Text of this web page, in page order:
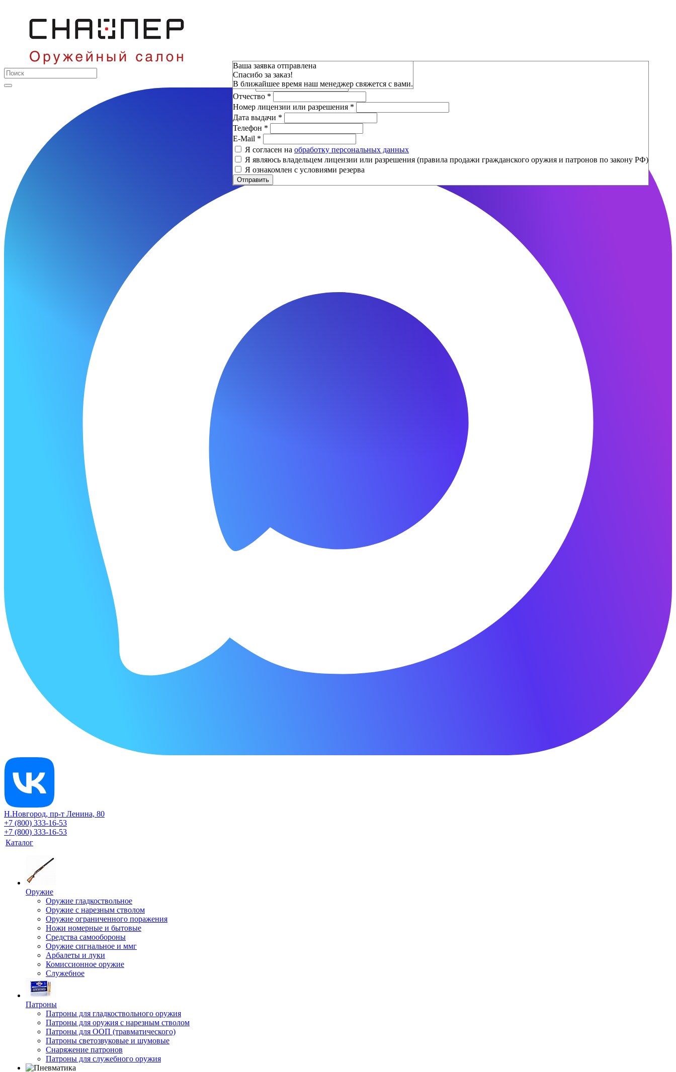
Н.Новгород, пр-т Ленина, 80
+7 (800) 333-16-53
+7 (800) 333-16-53
Каталог
Оружие
Оружие гладкоствольное
Оружие с нарезным стволом
Оружие ограниченного поражения
Ножи номерные и бытовые
Средства самообороны
Оружие сигнальное и ммг
Арбалеты и луки
Комиссионное оружие
Служебное
Патроны
Патроны для гладкоствольного оружия
Патроны для оружия с нарезным стволом
Патроны для ООП (травматического)
Патроны светозвуковые и шумовые
Снаряжение патронов
Патроны для служебного оружия
Зарезервировать
Фамилия*
Имя*
Отчество *
Номер лицензии или разрешения *
Дата выдачи *
Телефон *
E-Mail *
Я согласен на обработку персональных данных
Я являюсь владельцем лицензии или разрешения (правила продажи гражданского оружия и патронов по закону РФ)
Я ознакомлен с условиями резерва
Отправить
Ваша заявка отправлена
Спасибо за заказ!
В ближайшее время наш менеджер свяжется с вами.